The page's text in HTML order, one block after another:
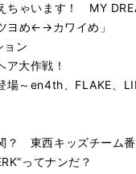
ちゃいます！ MY
ヨめ←→カワイめ」
ン
大作戦！
～en4th、FLAKE、
？ 東西キッズチーム
ってナンだ？